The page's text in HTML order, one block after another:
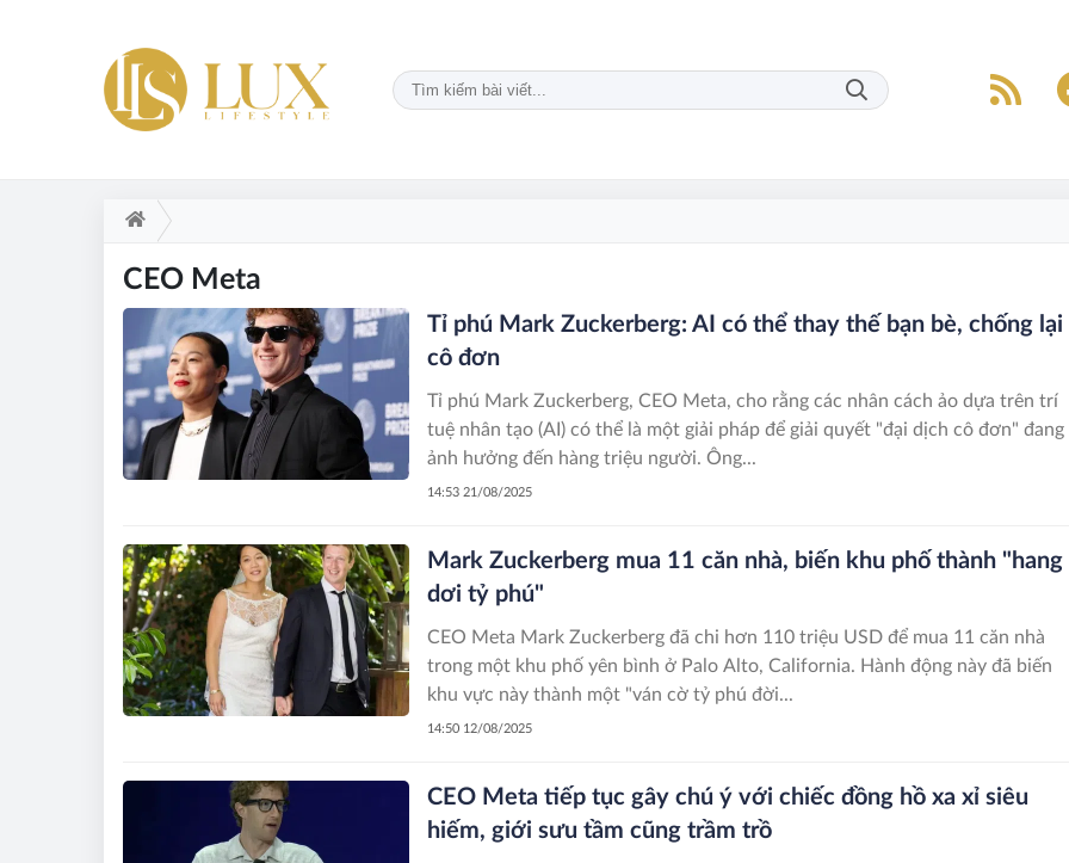
CEO Meta
Tỉ phú Mark Zuckerberg: AI có thể thay thế bạn bè, chống lại
cô đơn
Tỉ phú Mark Zuckerberg, CEO Meta, cho rằng các nhân cách ảo dựa trên trí
tuệ nhân tạo (AI) có thể là một giải pháp để giải quyết "đại dịch cô đơn" đang
ảnh hưởng đến hàng triệu người. Ông...
14:53 21/08/2025
Mark Zuckerberg mua 11 căn nhà, biến khu phố thành "hang
dơi tỷ phú"
CEO Meta Mark Zuckerberg đã chi hơn 110 triệu USD để mua 11 căn nhà
trong một khu phố yên bình ở Palo Alto, California. Hành động này đã biến
khu vực này thành một "ván cờ tỷ phú đời...
14:50 12/08/2025
CEO Meta tiếp tục gây chú ý với chiếc đồng hồ xa xỉ siêu
hiếm, giới sưu tầm cũng trầm trồ